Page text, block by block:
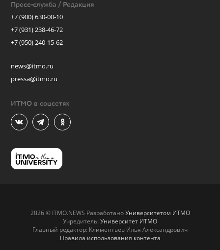
Пресс-служба / Редакция
+7 (900) 630-00-10
+7 (931) 238-46-72
+7 (950) 240-15-62
news@itmo.ru
pressa@itmo.ru
ИТМО в соцсетях
2026 © ITMO.NEWS РазработаноУниверситетом ИТМО
Учредитель: Университет ИТМО
Главный редактор: Климентьев Илья Александрович
Правила использования контента